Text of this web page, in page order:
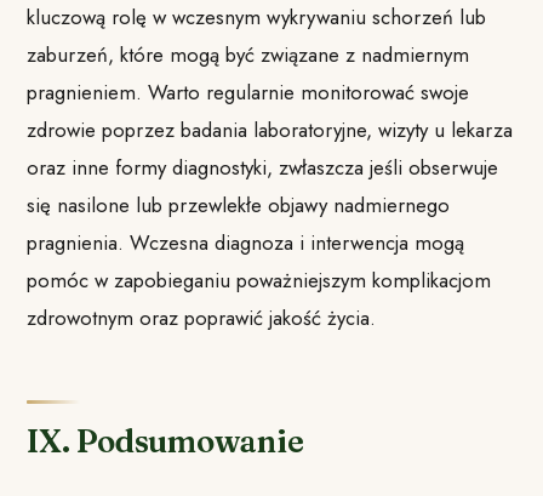
kluczową rolę w wczesnym wykrywaniu schorzeń lub
zaburzeń, które mogą być związane z nadmiernym
pragnieniem. Warto regularnie monitorować swoje
zdrowie poprzez badania laboratoryjne, wizyty u lekarza
oraz inne formy diagnostyki, zwłaszcza jeśli obserwuje
się nasilone lub przewlekłe objawy nadmiernego
pragnienia. Wczesna diagnoza i interwencja mogą
pomóc w zapobieganiu poważniejszym komplikacjom
zdrowotnym oraz poprawić jakość życia.
IX. Podsumowanie